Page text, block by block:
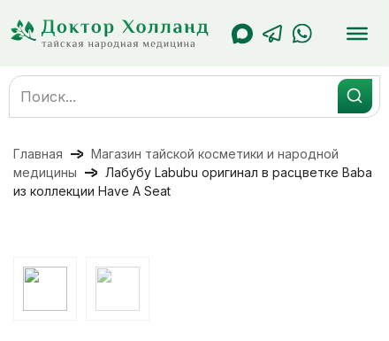
содержанию
Search
for:
Главная
Магазин тайской косметики и народной
медицины
Лабубу Labubu оригинал в расцветке Baba
из коллекции Have A Seat